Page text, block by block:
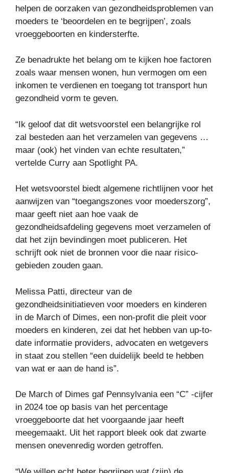
helpen de oorzaken van gezondheidsproblemen van
moeders te ‘beoordelen en te begrijpen’, zoals
vroeggeboorten en kindersterfte.
Ze benadrukte het belang om te kijken hoe factoren
zoals waar mensen wonen, hun vermogen om een ​​
inkomen te verdienen en toegang tot transport hun
gezondheid vorm te geven.
“Ik geloof dat dit wetsvoorstel een belangrijke rol
zal besteden aan het verzamelen van gegevens …
maar (ook) het vinden van echte resultaten,”
vertelde Curry aan Spotlight PA.
Het wetsvoorstel biedt algemene richtlijnen voor het
aanwijzen van “toegangszones voor moederszorg”,
maar geeft niet aan hoe vaak de
gezondheidsafdeling gegevens moet verzamelen of
dat het zijn bevindingen moet publiceren. Het
schrijft ook niet de bronnen voor die naar risico-
gebieden zouden gaan.
Melissa Patti, directeur van de
gezondheidsinitiatieven voor moeders en kinderen
in de March of Dimes, een non-profit die pleit voor
moeders en kinderen, zei dat het hebben van up-to-
date informatie providers, advocaten en wetgevers
in staat zou stellen “een duidelijk beeld te hebben
van wat er aan de hand is”.
De March of Dimes gaf Pennsylvania een “C” -cijfer
in 2024 toe op basis van het percentage
vroeggeboorte dat het voorgaande jaar heeft
meegemaakt. Uit het rapport bleek ook dat zwarte
mensen onevenredig worden getroffen.